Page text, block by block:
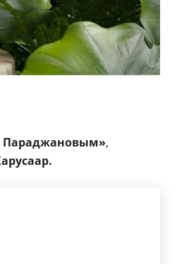
Параджановым»,